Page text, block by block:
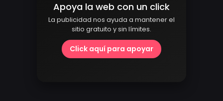
Apoya la web con un click
La publicidad nos ayuda a mantener el
sitio gratuito y sin límites.
Click aquí para apoyar